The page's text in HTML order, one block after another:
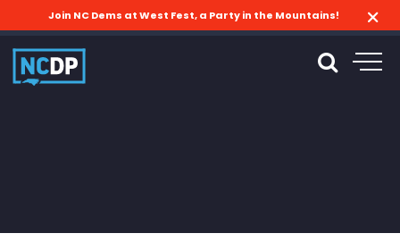
Join NC Dems at West Fest, a Party in the Mountains!